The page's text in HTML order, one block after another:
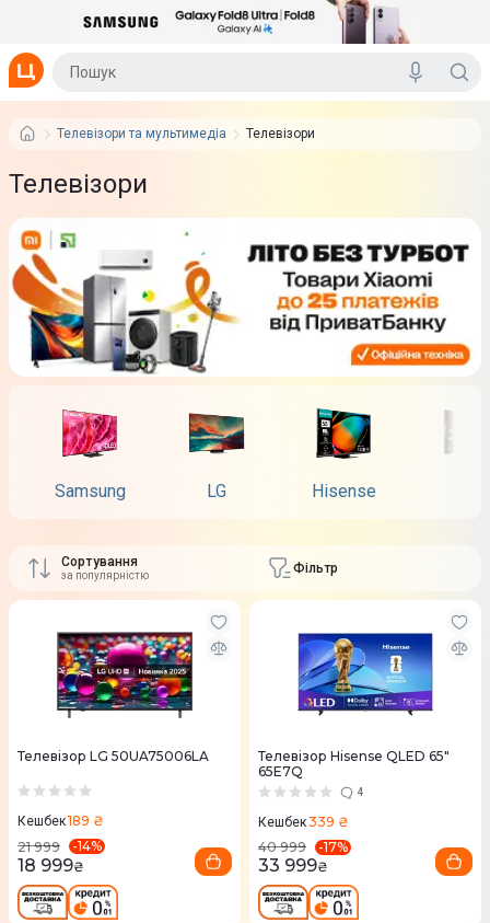
Телевізори та мультимедіа Телевізори
Телевізори
Samsung LG Hisense
Сортування
за популярністю Фільтр
Телевізор LG 50UA75006LA
Кешбек189 ₴
21 999
-14%
18 999₴
Телевізор Hisense QLED 65"
65E7Q
4
Кешбек339 ₴
40 999
-17%
33 999₴